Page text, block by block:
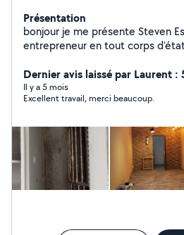
Présentation
bonjour je me présente Steven
entrepreneur en tout corps
Dernier avis laissé par Laurent :
Il y a 5 mois
Excellent travail, merci beaucoup.